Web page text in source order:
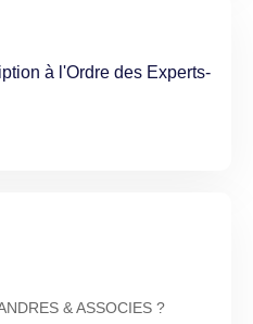
à l'Ordre des Experts-
& ASSOCIES ?